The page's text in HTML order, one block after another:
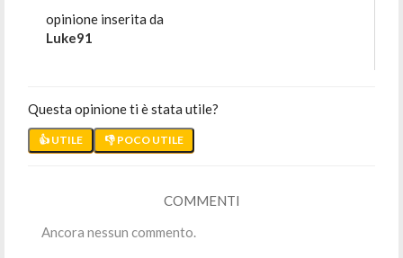
opinione inserita da
Luke91
Questa opinione ti è stata utile?
👍 UTILE 👎 POCO UTILE
COMMENTI
Ancora nessun commento.